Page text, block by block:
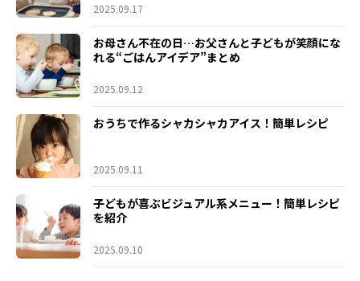
2025.09.17
お母さん不在の日…お父さんと子どもが笑顔にな
れる“ごはんアイデア”まとめ
2025.09.12
おうちで作るシャカシャカアイス！簡単レシピ
2025.09.11
子どもが喜ぶビジュアル系メニュー！簡単レシピ
を紹介
2025.09.10